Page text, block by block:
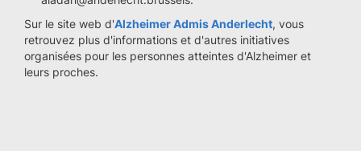
Sur le site web d'Alzheimer Admis Anderlecht, vous
retrouvez plus d'informations et d'autres initiatives
organisées pour les personnes atteintes d'Alzheimer et
leurs proches.